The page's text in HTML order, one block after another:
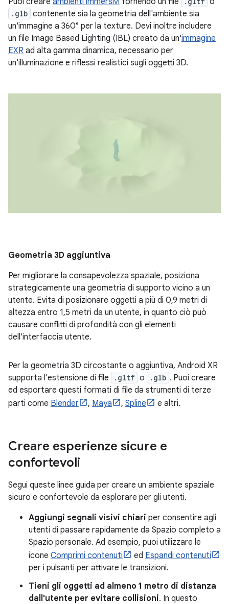
.glb contenente sia la geometria dell'ambiente sia
un'immagine a 360° per la texture. Devi inoltre includere
un file Image Based Lighting (IBL) creato da un'immagine
EXR ad alta gamma dinamica, necessario per
un'illuminazione e riflessi realistici sugli oggetti 3D.
Geometria 3D aggiuntiva
Per migliorare la consapevolezza spaziale, posiziona
strategicamente una geometria di supporto vicino a un
utente. Evita di posizionare oggetti a più di 0,9 metri di
altezza entro 1,5 metri da un utente, in quanto ciò può
causare conflitti di profondità con gli elementi
dell'interfaccia utente.
Per la geometria 3D circostante o aggiuntiva, Android XR
supporta l'estensione di file
.gltf o .glb . Puoi creare
ed esportare questi formati di file da strumenti di terze
parti come Blender , Maya , Spline e altri.
Creare esperienze sicure e
confortevoli
Segui queste linee guida per creare un ambiente spaziale
sicuro e confortevole da esplorare per gli utenti.
Aggiungi segnali visivi chiari per consentire agli
utenti di passare rapidamente da Spazio completo a
Spazio personale. Ad esempio, puoi utilizzare le
icone Comprimi contenuti ed Espandi contenuti
per i pulsanti per attivare le transizioni.
Tieni gli oggetti ad almeno 1 metro di distanza
dall'utente per evitare collisioni. In questo